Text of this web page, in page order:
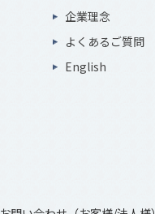
企業理念
よくあるご質問
English